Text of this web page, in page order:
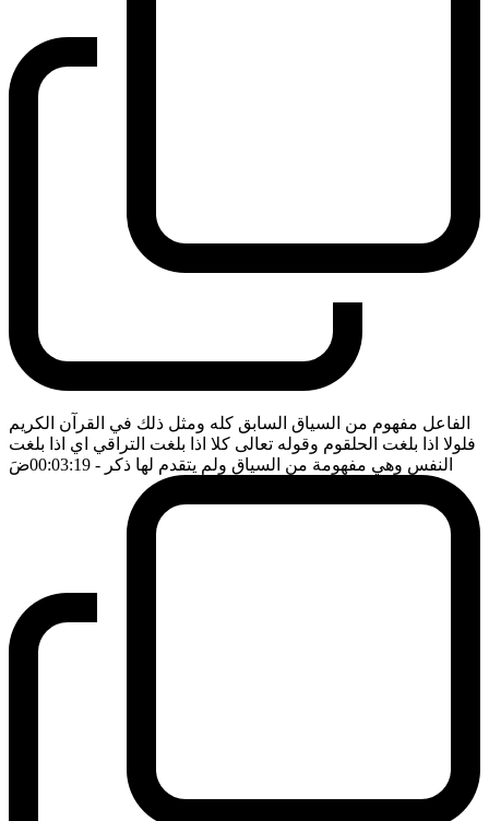
الفاعل مفهوم من السياق السابق كله ومثل ذلك في القرآن الكريم
فلولا اذا بلغت الحلقوم وقوله تعالى كلا اذا بلغت التراقي اي اذا بلغت
النفس وهي مفهومة من السياق ولم يتقدم لها ذكر - 00:03:19 ضَ